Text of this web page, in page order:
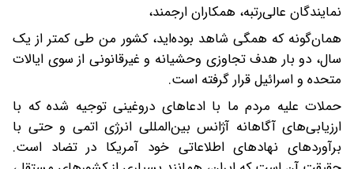
نمایندگان عالی‌رتبه، همکاران ارجمند،
همان‌گونه که همگی شاهد بوده‌اید، کشور من طی کمتر از یک
سال، دو بار هدف تجاوزی وحشیانه و غیرقانونی از سوی ایالات
متحده و اسرائیل قرار گرفته است.
حملات علیه مردم ما با ادعاهای دروغینی توجیه شده که با
ارزیابی‌های آگاهانه آژانس بین‌المللی انرژی اتمی و حتی با
برآوردهای نهادهای اطلاعاتی خود آمریکا در تضاد است.